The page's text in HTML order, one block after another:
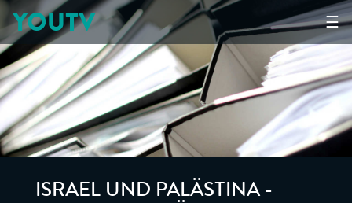
☰
YOUTV
ISRAEL UND PALÄSTINA -